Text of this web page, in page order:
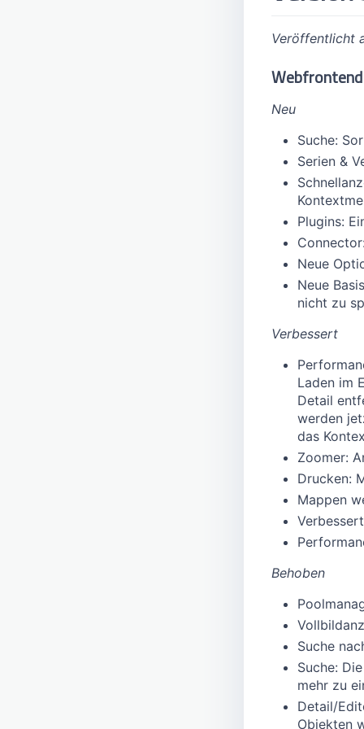
Veröffentlicht
Webfrontend
Neu
Suche:
Serien &
Plugins:
Neue
Neue
nicht zu
Verbessert
Laden im
Detail
werden
das
Zoomer:
Drucken:
Mappen
Behoben
Suche
Suche:
mehr zu
Detail/
Objekten